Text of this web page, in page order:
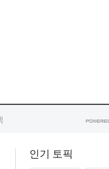
인기 토픽